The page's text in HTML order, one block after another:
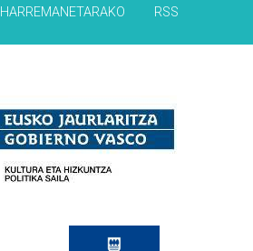
HARREMANETARAKO RSS